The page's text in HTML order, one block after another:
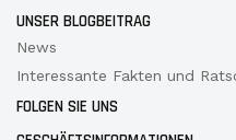
UNSER BLOGBEITRAG
News
Interessante Fakten und
FOLGEN SIE UNS